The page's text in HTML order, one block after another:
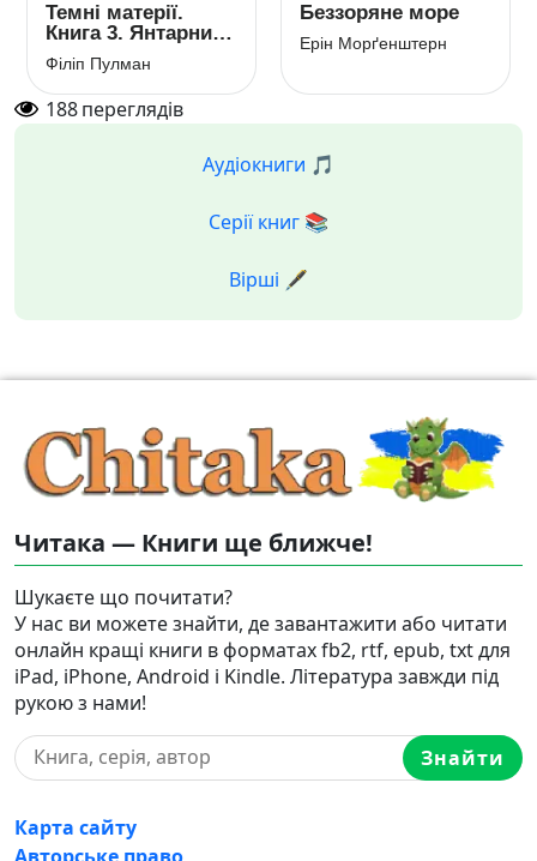
Темні матерії.
Книга 3. Янтарний
телескоп
Філіп Пулман
Беззоряне море
Ерін Морґенштерн
188переглядів
Аудіокниги 🎵
Серії книг 📚
Вірші 🖋️
Читака — Книги ще ближче!
Шукаєте що почитати?
У нас ви можете знайти, де завантажити або читати
онлайн кращі книги в форматах fb2, rtf, epub, txt для
iPad, iPhone, Android і Kindle. Література завжди під
рукою з нами!
Знайти
Карта сайту